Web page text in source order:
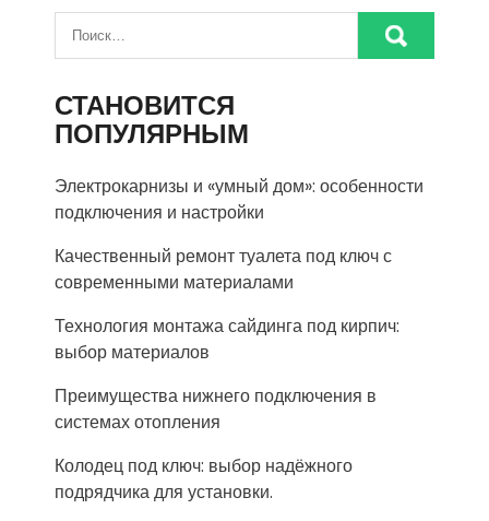
СТАНОВИТСЯ
ПОПУЛЯРНЫМ
Электрокарнизы и «умный дом»: особенности
подключения и настройки
Качественный ремонт туалета под ключ с
современными материалами
Технология монтажа сайдинга под кирпич:
выбор материалов
Преимущества нижнего подключения в
системах отопления
Колодец под ключ: выбор надёжного
подрядчика для установки.